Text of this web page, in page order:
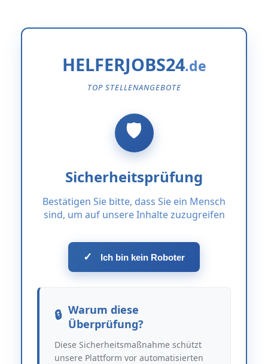
HELFERJOBS24
TOP STELLENANGEBOTE
Sicherheitsprüfung
Bestätigen Sie bitte, dass Sie ein Mensch
sind, um auf unsere Inhalte zuzugreifen
✓ Ich bin kein Roboter
Warum diese
Überprüfung?
Diese Sicherheitsmaßnahme schützt
unsere Plattform vor automatisierten